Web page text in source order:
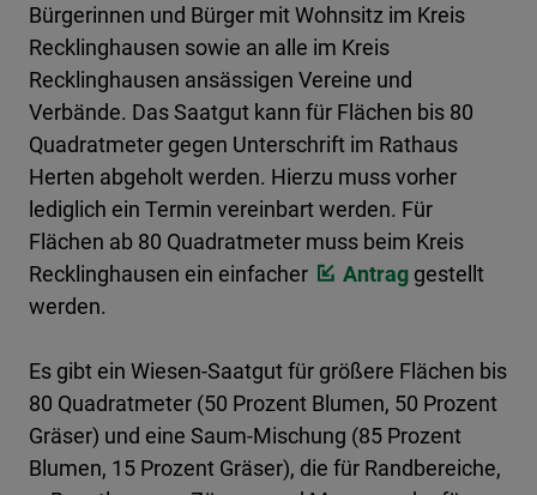
Bürgerinnen und Bürger mit Wohnsitz im Kreis
Recklinghausen sowie an alle im Kreis
Recklinghausen ansässigen Vereine und
Verbände. Das Saatgut kann für Flächen bis 80
Quadratmeter gegen Unterschrift im Rathaus
Herten abgeholt werden. Hierzu muss vorher
lediglich ein Termin vereinbart werden. Für
Flächen ab 80 Quadratmeter muss beim Kreis
Recklinghausen ein einfacher
Antrag gestellt
werden.
Es gibt ein Wiesen-Saatgut für größere Flächen bis
80 Quadratmeter (50 Prozent Blumen, 50 Prozent
Gräser) und eine Saum-Mischung (85 Prozent
Blumen, 15 Prozent Gräser), die für Randbereiche,